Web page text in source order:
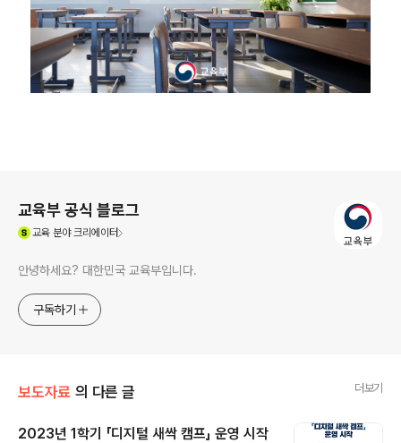
교육부 공식 블로그
교육분야 크리에이터
안녕하세요? 대한민국 교육부입니다.
구독하기
보도자료 의 다른 글 더보기
2023년 1학기 「디지털 새싹 캠프」 운영 시작